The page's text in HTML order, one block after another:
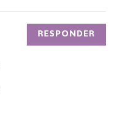
RESPONDER